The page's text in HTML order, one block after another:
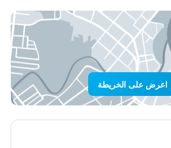
اعرض على الخريطة